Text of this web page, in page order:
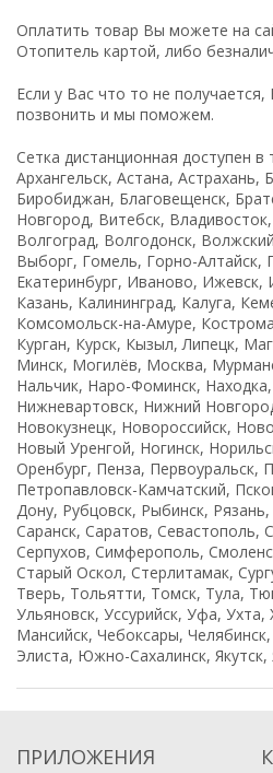
Оплатить товар Вы можете на
Отопитель картой, либо
Если у Вас что то не
позвонить и мы поможем.
Сетка дистанционная доступен в
Архангельск, Астана, Астрахань,
Биробиджан, Благовещенск,
Новгород, Витебск,
Волгоград, Волгодонск,
Выборг, Гомель, Горно-Алтайск,
Екатеринбург, Иваново, Ижевск,
Казань, Калининград, Калуга,
Комсомольск-на-Амуре,
Курган, Курск, Кызыл, Липецк,
Минск, Могилёв, Москва,
Нальчик, Наро-Фоминск,
Нижневартовск, Нижний
Новокузнецк, Новороссийск,
Новый Уренгой, Ногинск,
Оренбург, Пенза, Первоуральск,
Петропавловск-Камчатский,
Дону, Рубцовск, Рыбинск,
Саранск, Саратов, Севастополь,
Серпухов, Симферополь,
Старый Оскол, Стерлитамак,
Тверь, Тольятти, Томск, Тула,
Ульяновск, Уссурийск, Уфа, Ухта,
Мансийск, Чебоксары,
Элиста, Южно-Сахалинск, Якутск,
ПРИЛОЖЕНИЯ